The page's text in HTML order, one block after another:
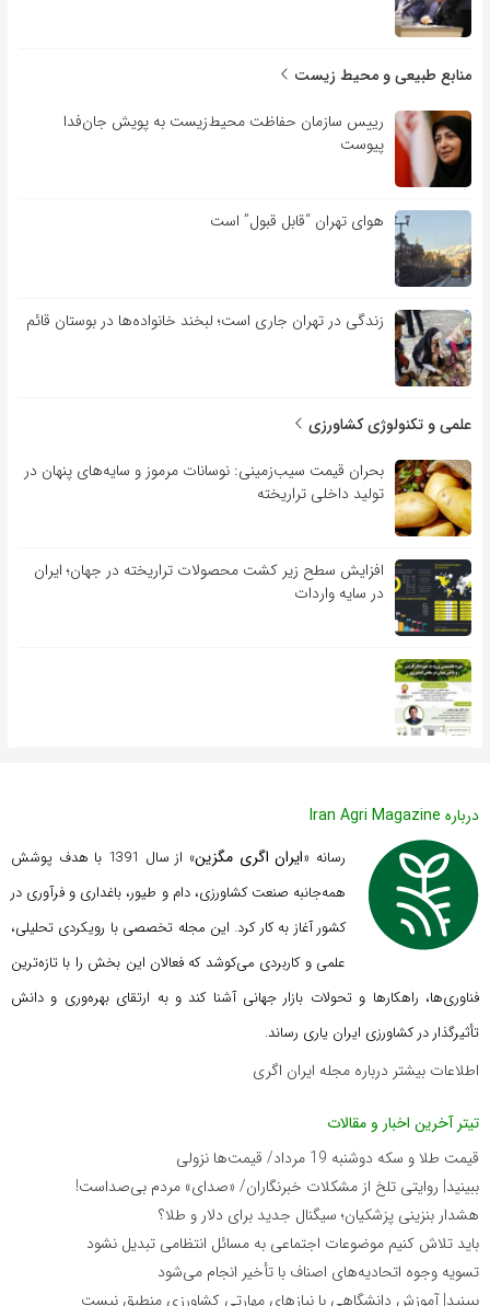
منابع طبیعی و محیط زیست
رییس سازمان حفاظت محیط‌زیست به پویش جان‌فدا
پیوست
هوای تهران “قابل قبول” است
زندگی در تهران جاری است؛ لبخند خانواده‌ها در بوستان قائم
علمی و تکنولوژی کشاورزی
بحران قیمت سیب‌زمینی: نوسانات مرموز و سایه‌های پنهان در
تولید داخلی تراریخته
افزایش سطح زیر کشت محصولات تراریخته در جهان؛ ایران
در سایه واردات
درباره Iran Agri Magazine
رسانه «ایران اگری مگزین
» از سال 1391 با هدف پوشش
همه‌جانبه صنعت کشاورزی، دام و طیور، باغداری و فرآوری در
کشور آغاز به کار کرد. این مجله تخصصی با رویکردی تحلیلی،
علمی و کاربردی می‌کوشد که فعالان این بخش را با تازه‌ترین
فناوری‌ها، راهکارها و تحولات بازار جهانی آشنا کند و به ارتقای بهره‌وری و دانش
تأثیرگذار در کشاورزی ایران یاری رساند.
اطلاعات بیشتر درباره مجله ایران اگری
تیتر آخرین اخبار و مقالات
قیمت طلا و سکه دوشنبه 19 مرداد/ قیمت‌ها نزولی
ببینید| روایتی تلخ از مشکلات خبرنگاران/ «صدای» ‌مردم بی‌صدا‌ست!
هشدار بنزینی پزشکیان؛ سیگنال جدید برای دلار و طلا؟
باید تلاش کنیم موضوعات اجتماعی به مسائل انتظامی تبدیل نشود
تسویه وجوه اتحادیه‌های اصناف با تأخیر انجام می‌شود
ببینید| آموزش دانشگاهی با نیازهای مهارتی کشاورزی منطبق نیست